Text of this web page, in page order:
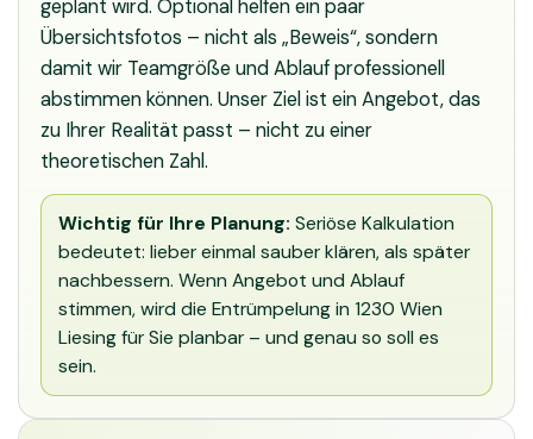
geplant wird. Optional helfen ein paar
Übersichtsfotos – nicht als „Beweis“, sondern
damit wir Teamgröße und Ablauf professionell
abstimmen können. Unser Ziel ist ein Angebot, das
zu Ihrer Realität passt – nicht zu einer
theoretischen Zahl.
Wichtig für Ihre Planung: Seriöse Kalkulation
bedeutet: lieber einmal sauber klären, als später
nachbessern. Wenn Angebot und Ablauf
stimmen, wird die Entrümpelung in 1230 Wien
Liesing für Sie planbar – und genau so soll es
sein.